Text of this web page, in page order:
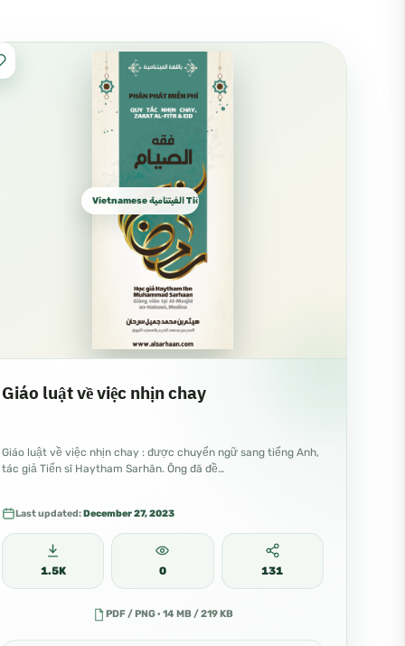
Vietnamese الفيتنامية Tiếng Việt
Giáo luật về việc nhịn chay
Giáo luật về việc nhịn chay : được chuyển ngữ sang tiếng Anh,
tác giả Tiến sĩ Haytham Sarhān. Ông đã đề…
Last updated:December 27, 2023
1.5K 0 131
PDF / PNG · 14 MB / 219 KB